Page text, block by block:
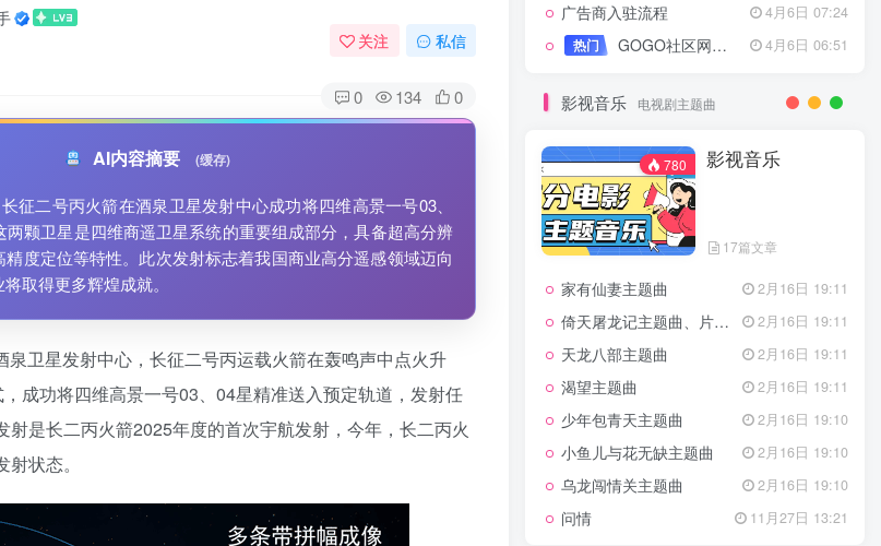
关注 私信
0 134 0
AI内容摘要 (缓存)
征二号丙火箭在酒泉卫星发射中心成功将四维高景一号03、
两颗卫星是四维商遥卫星系统的重要组成部分，具备超高分辨
度定位等特性。此次发射标志着我国商业高分遥感领域迈向
取得更多辉煌成就。
泉卫星发射中心，长征二号丙运载火箭在轰鸣声中点火升
，成功将四维高景一号03、04星精准送入预定轨道，发射任
射是长二丙火箭2025年度的首次宇航发射，今年，长二丙火
状态。
广告商入驻流程
4月6日 07:24
热门
GOGO社区网站搭建(自助服务) 4月6日 06:51
影视音乐 电视剧主题曲
780 影视音乐
17篇文章
家有仙妻主题曲 2月16日 19:11
倚天屠龙记主题曲、片头曲 2月16日 19:11
天龙八部主题曲 2月16日 19:11
渴望主题曲 2月16日 19:11
少年包青天主题曲 2月16日 19:10
小鱼儿与花无缺主题曲 2月16日 19:10
乌龙闯情关主题曲 2月16日 19:10
问情 11月27日 13:21
新客认证优惠 特惠
11月1日 18:50
独家
GOGO社区官方成员认证
GOGO社区–优质作者认证
广告商入驻流程
4月6日 07:24
热门
GOGO社区网站搭建(自助服务) 4月6日 06:51
电视剧主题曲
影视音乐
17篇文章
家有仙妻主题曲 2月16日 19:11